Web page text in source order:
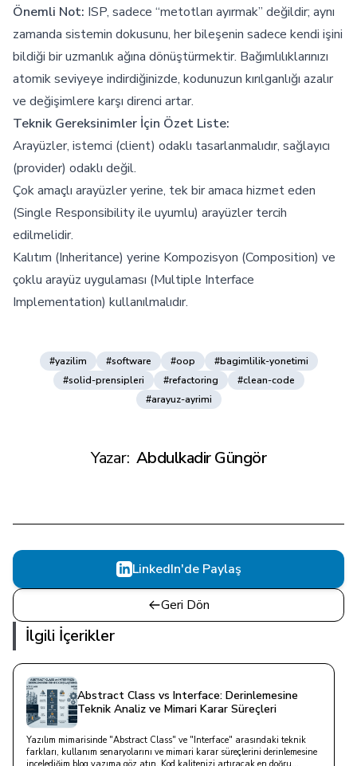
Önemli Not: ISP, sadece “metotları ayırmak” değildir; aynı
zamanda sistemin dokusunu, her bileşenin sadece kendi işini
bildiği bir uzmanlık ağına dönüştürmektir. Bağımlılıklarınızı
atomik seviyeye indirdiğinizde, kodunuzun kırılganlığı azalır
ve değişimlere karşı direnci artar.
Teknik Gereksinimler İçin Özet Liste:
Arayüzler, istemci (client) odaklı tasarlanmalıdır, sağlayıcı
(provider) odaklı değil.
Çok amaçlı arayüzler yerine, tek bir amaca hizmet eden
(Single Responsibility ile uyumlu) arayüzler tercih
edilmelidir.
Kalıtım (Inheritance) yerine Kompozisyon (Composition) ve
çoklu arayüz uygulaması (Multiple Interface
Implementation) kullanılmalıdır.
#yazilim #software #oop
#bagimlilik-yonetimi
#solid-prensipleri
#refactoring
#clean-code
#arayuz-ayrimi
Yazar: Abdulkadir Güngör
LinkedIn'de Paylaş
Geri Dön
İlgili İçerikler
Abstract Class vs Interface: Derinlemesine
Teknik Analiz ve Mimari Karar Süreçleri
Yazılım mimarisinde "Abstract Class" ve "Interface" arasındaki teknik
farkları, kullanım senaryolarını ve mimari karar süreçlerini derinlemesine